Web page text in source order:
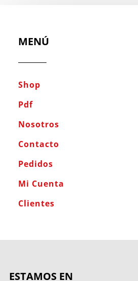
MENÚ
Shop
Pdf
Nosotros
Contacto
Pedidos
Mi Cuenta
Clientes
ESTAMOS EN